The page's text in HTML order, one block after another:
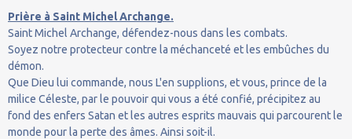
Prière à Saint Michel Archange.
Saint Michel Archange, défendez-nous dans les combats.
Soyez notre protecteur contre la méchanceté et les embûches du
démon.
Que Dieu lui commande, nous L'en supplions, et vous, prince de la
milice Céleste, par le pouvoir qui vous a été confié, précipitez au
fond des enfers Satan et les autres esprits mauvais qui parcourent le
monde pour la perte des âmes. Ainsi soit-il.